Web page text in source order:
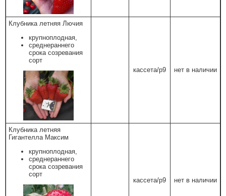
Клубника летняя Лючия
крупноплодная,
среднераннего
срока созревания
сорт
кассета/р9
нет в наличии
Клубника летняя
Гигантелла Максим
крупноплодная,
среднераннего
срока созревания
сорт
кассета/р9
нет в наличии